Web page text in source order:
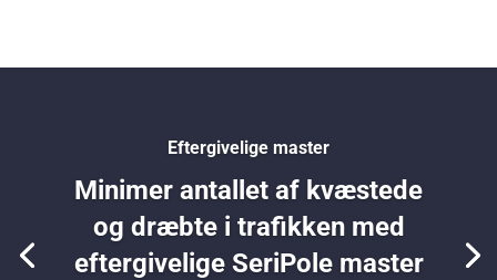
Eftergivelige master
Minimer antallet af kvæstede
og dræbte i trafikken med
eftergivelige SeriPole master